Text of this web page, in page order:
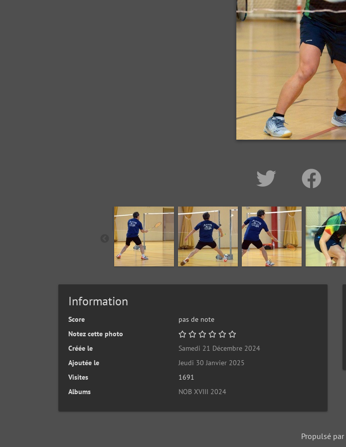
Information
Score
pas de note
Notez cette photo
Créée le
Samedi 21 Décembre 2024
Ajoutée le
Jeudi 30 Janvier 2025
Visites
1691
Albums
NOB XVIII 2024
Propulsé par